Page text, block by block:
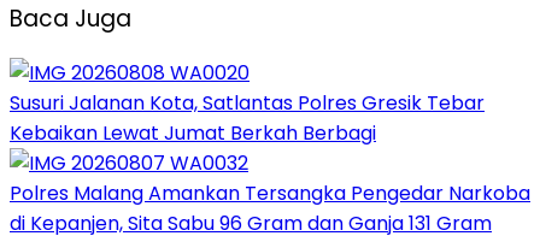
Baca Juga
Susuri Jalanan Kota, Satlantas Polres Gresik Tebar
Kebaikan Lewat Jumat Berkah Berbagi
Polres Malang Amankan Tersangka Pengedar Narkoba
di Kepanjen, Sita Sabu 96 Gram dan Ganja 131 Gram